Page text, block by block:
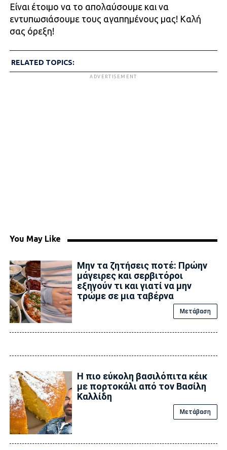
Είναι έτοιμο να το απολαύσουμε και να
εντυπωσιάσουμε τους αγαπημένους μας! Καλή
σας όρεξη!
RELATED TOPICS:
ADVERTISEMENT
You May Like
Μην τα ζητήσεις ποτέ: Πρώην
μάγειρες και σερβιτόροι
εξηγούν τι και γιατί να μην
τρώμε σε μια ταβέρνα
Μετάβαση
Η πιο εύκολη βασιλόπιτα κέικ
με πορτοκάλι από τον Βασίλη
Καλλίδη
Μετάβαση